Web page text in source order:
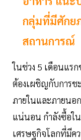
กลุ่มที่มีศักย
สถานการณ์
ในช่วง 5 เดือนแร
ต้องเผชิญกับการช
ภายในและภายนอ
แน่นอน กำลังซื้อใ
เศรษฐกิจโลกที่มีค